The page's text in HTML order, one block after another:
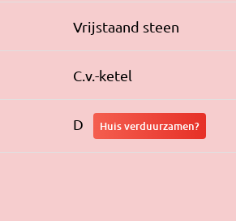
Vrijstaand steen
C.v.-ketel
D Huis verduurzamen?